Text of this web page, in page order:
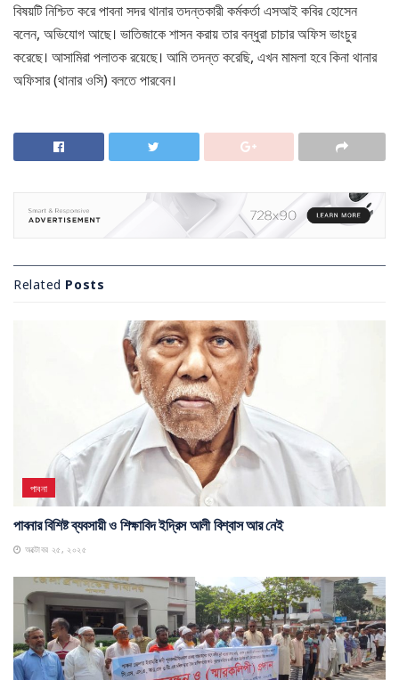
বিষয়টি নিশ্চিত করে পাবনা সদর থানার তদন্তকারী কর্মকর্তা এসআই কবির হোসেন
বলেন, অভিযোগ আছে। ভাতিজাকে শাসন করায় তার বন্ধুরা চাচার অফিস ভাংচুর
করেছে। আসামিরা পলাতক রয়েছে। আমি তদন্ত করেছি, এখন মামলা হবে কিনা থানার
অফিসার (থানার ওসি) বলতে পারবেন।
Related Posts
পাবনা
পাবনার বিশিষ্ট ব্যবসায়ী ও শিক্ষাবিদ ইদ্রিস আলী বিশ্বাস আর নেই
অক্টোবর ২৫, ২০২৫